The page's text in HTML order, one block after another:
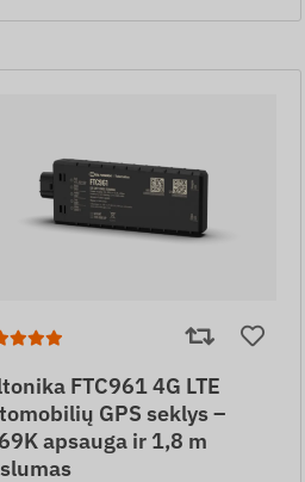
FTC961 4G LTE
GPS seklys –
apsauga ir 1,8 m